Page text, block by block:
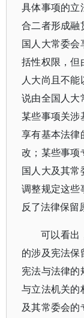
具体事项的立
合二者形成融
国人大常委
括性权限，但
人大尚且不
说由全国人大
某些事项关涉
享有基本法律
改；某些事项
国人大及其
调整规定这些
反了法律保留
可以看出
的涉及宪法
宪法与法律的
与立法机关的
及其常委会的